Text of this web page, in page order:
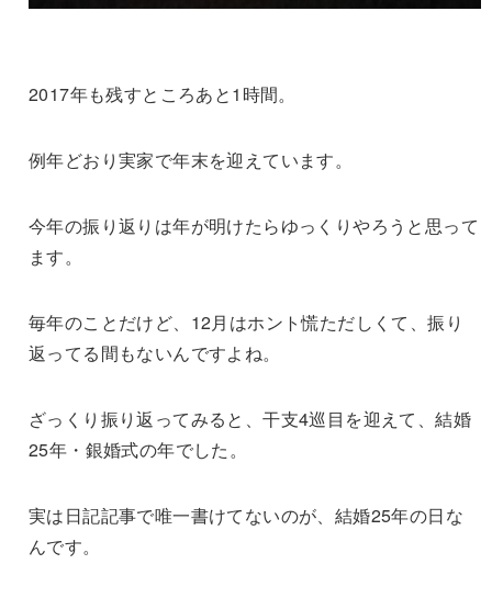
2017年も残すところあと1時間。
例年どおり実家で年末を迎えています。
今年の振り返りは年が明けたらゆっくりやろうと思って
ます。
毎年のことだけど、12月はホント慌ただしくて、振り
返ってる間もないんですよね。
ざっくり振り返ってみると、干支4巡目を迎えて、結婚
25年・銀婚式の年でした。
実は日記記事で唯一書けてないのが、結婚25年の日な
んです。